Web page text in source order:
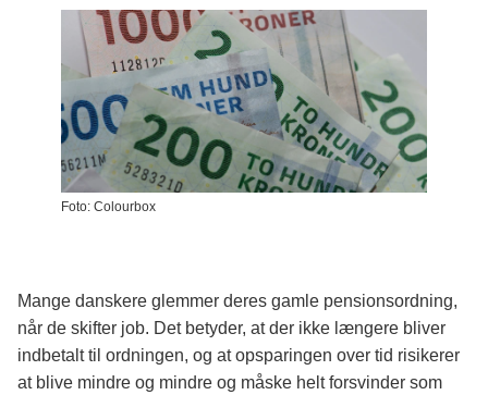
Foto: Colourbox
Mange danskere glemmer deres gamle pensionsordning,
når de skifter job. Det betyder, at der ikke længere bliver
indbetalt til ordningen, og at opsparingen over tid risikerer
at blive mindre og mindre og måske helt forsvinder som